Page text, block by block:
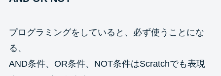
プログラミングをしていると、必ず使うことにな
る、
AND条件、OR条件、NOT条件はScratchでも表現